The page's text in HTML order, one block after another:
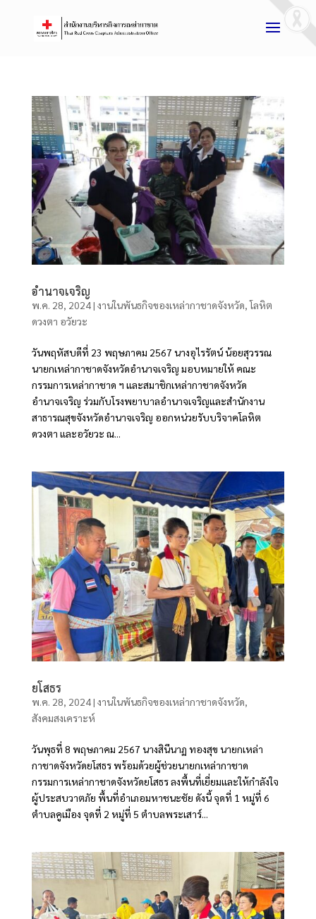
อำนาจเจริญ
พ.ค. 28, 2024| งานในพันธกิจของเหล่ากาชาดจังหวัด,โลหิต
ดวงตา อวัยวะ
วันพฤหัสบดีที่ 23 พฤษภาคม 2567 นางอุไรรัตน์ น้อยสุวรรณ
นายกเหล่ากาชาดจังหวัดอำนาจเจริญ มอบหมายให้ คณะ
กรรมการเหล่ากาชาด ฯ และสมาชิกเหล่ากาชาดจังหวัด
อำนาจเจริญ ร่วมกับโรงพยาบาลอำนาจเจริญและสำนักงาน
สาธารณสุขจังหวัดอำนาจเจริญ ออกหน่วยรับบริจาคโลหิต
ดวงตา และอวัยวะ ณ...
ยโสธร
พ.ค. 28, 2024| งานในพันธกิจของเหล่ากาชาดจังหวัด,
สังคมสงเคราะห์
วันพุธที่ 8 พฤษภาคม 2567 นางสินีนาฏ ทองสุข นายกเหล่า
กาชาดจังหวัดยโสธร พร้อมด้วยผู้ช่วยนายกเหล่ากาชาด
กรรมการเหล่ากาชาดจังหวัดยโสธร ลงพื้นที่เยี่ยมและให้กำลังใจ
ผู้ประสบวาตภัย พื้นที่อำเภอมหาชนะชัย ดังนี้ จุดที่ 1 หมู่ที่ 6
ตำบลคูเมือง จุดที่ 2 หมู่ที่ 5 ตำบลพระเสาร์...